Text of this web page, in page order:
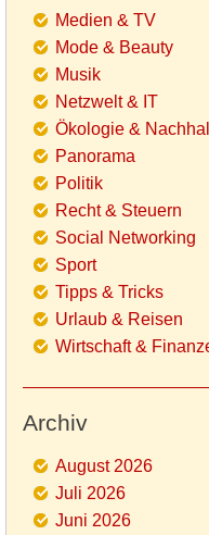
Medien & TV
Mode & Beauty
Musik
Netzwelt & IT
Ökologie &
Panorama
Politik
Recht & Steuern
Social Networking
Sport
Tipps & Tricks
Urlaub & Reisen
Wirtschaft &
Archiv
August 2026
Juli 2026
Juni 2026